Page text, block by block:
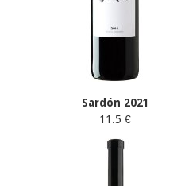
Sardón 2021
11.5 €